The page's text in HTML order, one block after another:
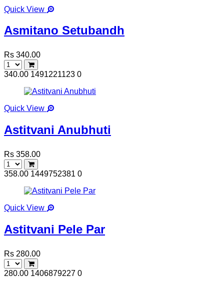
Quick View
Asmitano Setubandh
Rs 340.00
340.00 1491221123 0
Quick View
Astitvani Anubhuti
Rs 358.00
358.00 1449752381 0
Quick View
Astitvani Pele Par
Rs 280.00
280.00 1406879227 0